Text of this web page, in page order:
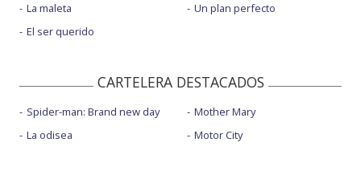
La maleta
El ser querido
Un plan perfecto
CARTELERA DESTACADOS
Spider-man: Brand new day
La odisea
Mother Mary
Motor City